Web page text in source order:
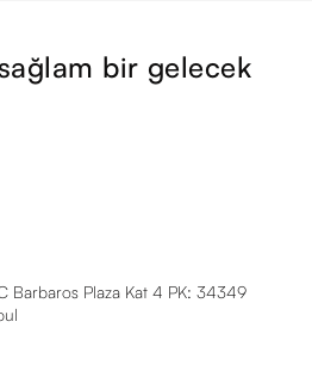
sağlam bir gelecek
Barbaros Plaza Kat 4 PK: 34349